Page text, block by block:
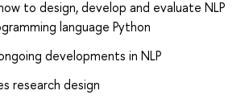
to design, develop and evaluate NLP
language Python
developments in NLP
research design